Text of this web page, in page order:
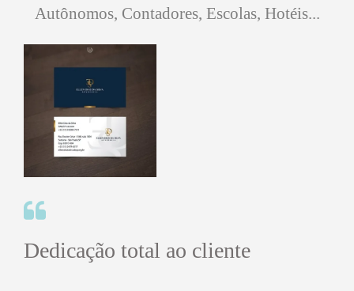
Autônomos, Contadores, Escolas, Hotéis...
Dedicação total ao cliente